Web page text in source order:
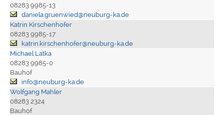
08283 9985-13
daniela.gruenwied@neuburg-ka.de
Katrin Kirschenhofer
08283 9985-17
katrin.kirschenhofer@neuburg-ka.de
Michael Latka
08283 9985-0
Bauhof
info@neuburg-ka.de
Wolfgang Mahler
08283 2324
Bauhof